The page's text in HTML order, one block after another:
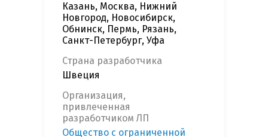
Казань, Москва, Нижний
Новгород, Новосибирск,
Обнинск, Пермь, Рязань,
Санкт-Петербург, Уфа
Страна разработчика
Швеция
Организация,
привлеченная
разработчиком ЛП
Общество с ограниченной